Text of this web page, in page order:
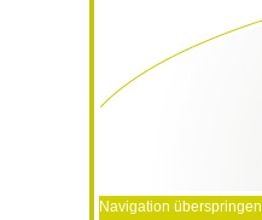
Navigation überspringen